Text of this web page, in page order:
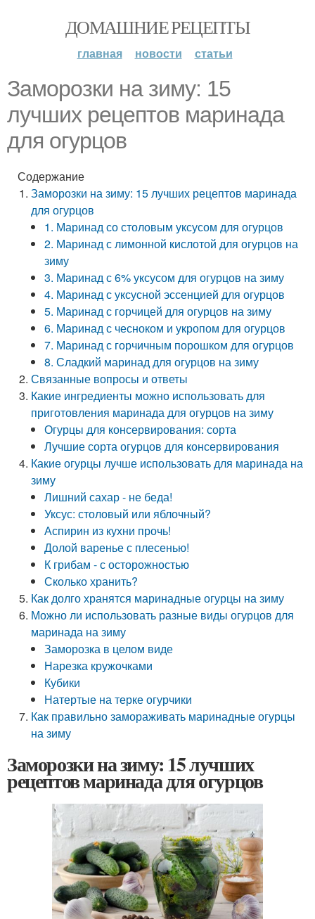
ДОМАШНИЕ РЕЦЕПТЫ
главная новости статьи
Заморозки на зиму: 15
лучших рецептов маринада
для огурцов
Содержание
Заморозки на зиму: 15 лучших рецептов маринада
для огурцов
1. Маринад со столовым уксусом для огурцов
2. Маринад с лимонной кислотой для огурцов на
зиму
3. Маринад с 6% уксусом для огурцов на зиму
4. Маринад с уксусной эссенцией для огурцов
5. Маринад с горчицей для огурцов на зиму
6. Маринад с чесноком и укропом для огурцов
7. Маринад с горчичным порошком для огурцов
8. Сладкий маринад для огурцов на зиму
Связанные вопросы и ответы
Какие ингредиенты можно использовать для
приготовления маринада для огурцов на зиму
Огурцы для консервирования: сорта
Лучшие сорта огурцов для консервирования
Какие огурцы лучше использовать для маринада на
зиму
Лишний сахар - не беда!
Уксус: столовый или яблочный?
Аспирин из кухни прочь!
Долой варенье с плесенью!
К грибам - с осторожностью
Сколько хранить?
Как долго хранятся маринадные огурцы на зиму
Можно ли использовать разные виды огурцов для
маринада на зиму
Заморозка в целом виде
Нарезка кружочками
Кубики
Натертые на терке огурчики
Как правильно замораживать маринадные огурцы
на зиму
Заморозки на зиму: 15 лучших
рецептов маринада для огурцов